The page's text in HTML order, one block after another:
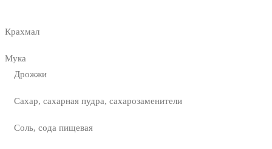
Крахмал
Мука
Дрожжи
Сахар, сахарная пудра, сахарозаменители
Соль, сода пищевая